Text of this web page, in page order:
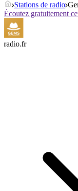
Stations de radio
Écoutez gratuitement
radio.fr